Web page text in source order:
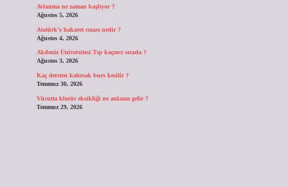
Avlanma ne zaman başlıyor ?
Ağustos 5, 2026
Atatürk’e hakaret cezası nedir ?
Ağustos 4, 2026
Akdeniz Üniversitesi Tıp kaçıncı sırada ?
Ağustos 3, 2026
Kaç dersten kalırsak burs kesilir ?
Temmuz 30, 2026
Vücutta klorür eksikliği ne anlama gelir ?
Temmuz 29, 2026